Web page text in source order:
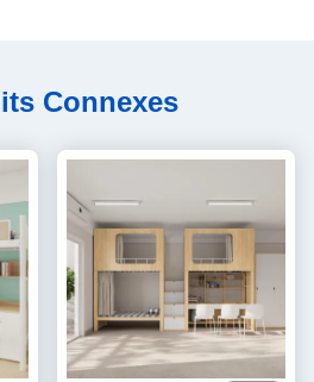
Connexes